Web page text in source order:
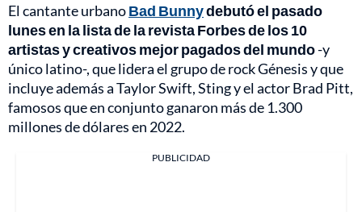
El cantante urbanoBad Bunnydebutó el pasado
lunes en la lista de la revista Forbes de los 10
artistas y creativos mejor pagados del mundo-y
único latino-, que lidera el grupo de rock Génesis y que
incluye además a Taylor Swift, Sting y el actor Brad Pitt,
famosos que en conjunto ganaron más de 1.300
millones de dólares en 2022.
PUBLICIDAD